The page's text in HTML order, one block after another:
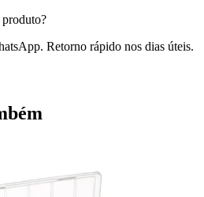
Retorno rápido nos dias úteis.